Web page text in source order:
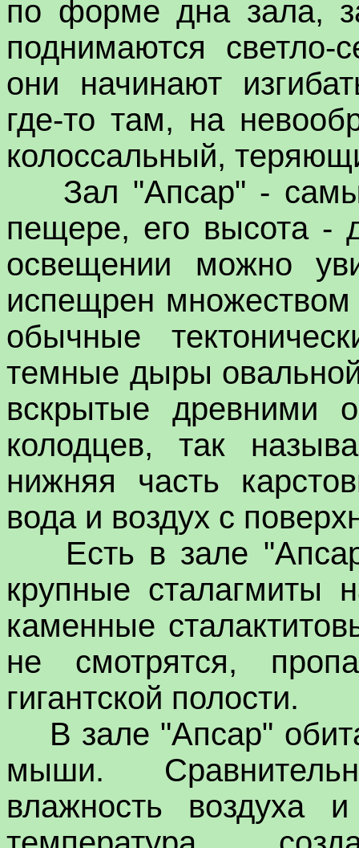
по форме дна зала,
поднимаются
они начинают
где-то там, на
колоссальный,
Зал "Апсар" -
пещере, его высота -
освещении можно
испещрен множеством
обычные
темные дыры
вскрытые древними
колодцев, так
нижняя часть
вода и воздух с
Есть в зале
крупные сталагмиты
каменные
не смотрятся,
гигантской полости.
В зале "Апсар"
мыши.
влажность воздуха